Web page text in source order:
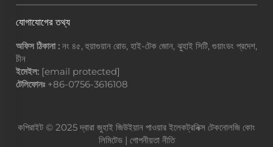
যোগাযোগের তথ্য
অফিস ঠিকানা : নং ৪৫, হুয়াগুয়ান রোড, হাই-টেক জোন, ঝুহাই সিটি, গুয়াংডং প্রদেশ,
চীন
ইমেইল: [email protected]
টেলিফোনঃ +86-0756-3616108
কপিরাইট © 2025 দ্বারা জুহাই জিউইয়ান পাওয়ার ইলেকট্রনিক্স টেকনোলজি কোং
লিমিটেড | গোপনীয়তা নীতি